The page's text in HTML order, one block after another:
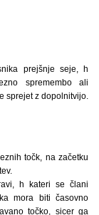
prejšnje seje, h
spremembo ali
sprejet z dopolnitvijo.
točk, na začetku
h kateri se člani
mora biti časovno
točko, sicer ga